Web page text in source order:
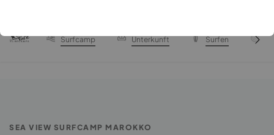
Surfcamp Unterkunft Surfen
SEA VIEW SURFCAMP MAROKKO